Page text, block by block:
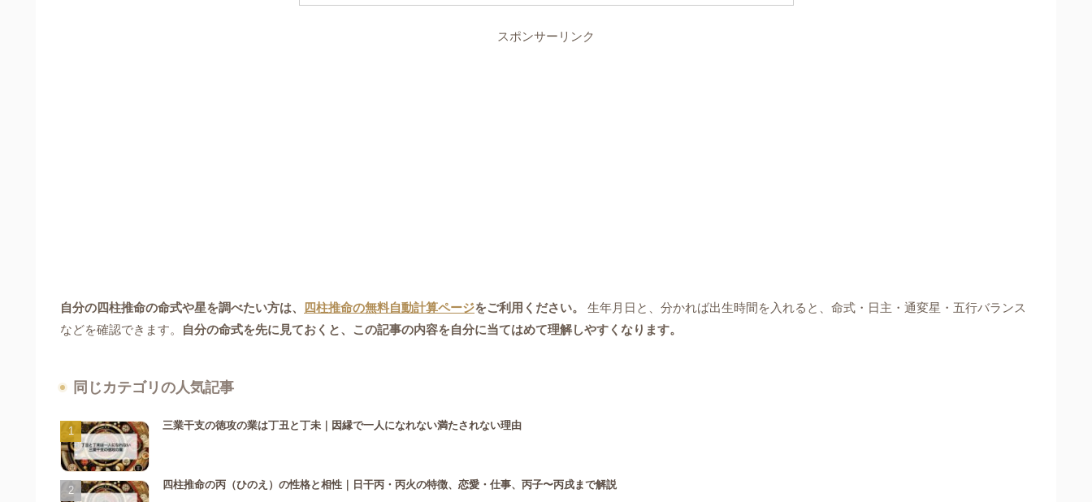
スポンサーリンク
自分の四柱推命の命式や星を調べたい方は、 四柱推命の無料自動計算ページをご利用ください。
生年月日と、分かれば出生時間を入れると、命式・日主・通変星・五行バランス
などを確認できます。
自分の命式を先に見ておくと、この記事の内容を自分に当てはめて理解しやすくなります。
同じカテゴリの人気記事
三業干支の徳攻の業は丁丑と丁未｜因縁で一人になれない満たされない理由
四柱推命の丙（ひのえ）の性格と相性｜日干丙・丙火の特徴、恋愛・仕事、丙子〜丙戌まで解説